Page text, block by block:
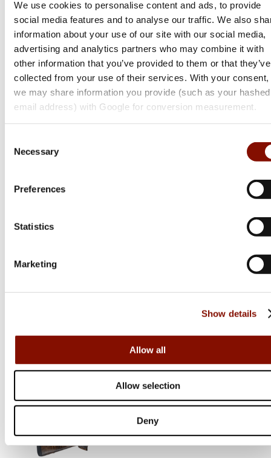
We use cookies to personalise content and ads, to provide
social media features and to analyse our traffic. We also
information about your use of our site with our social media,
advertising and analytics partners who may combine it with
other information that you’ve provided to them or that they’ve
collected from your use of their services. With your consent,
we may share information you provide (such as your hashed
email address) with Google for conversion measurement.
Selection
Necessary
Preferences
Statistics
Marketing
Show details
Allow all
Allow selection
Deny